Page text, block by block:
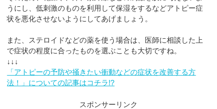
うにし、低刺激のものを利用して保湿をするなどアトピー症
状を悪化させないようにしてあげましょう。
また、ステロイドなどの薬を使う場合は、医師に相談した上
で症状の程度に合ったものを選ぶことも大切ですね。
↓↓↓
「アトピーの予防や掻きたい衝動などの症状を改善する方
法！」についての記事はコチラ!?
スポンサーリンク